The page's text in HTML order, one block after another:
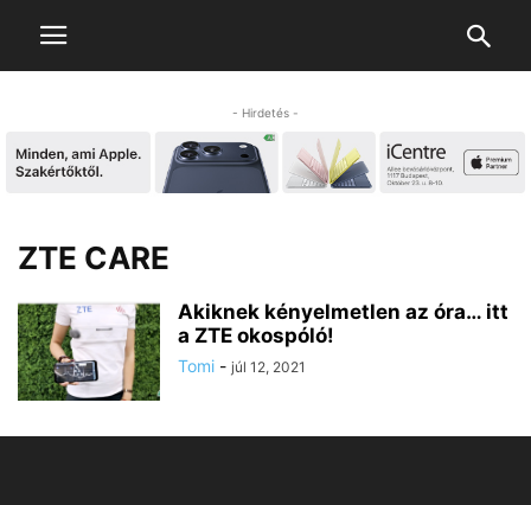
- Hirdetés -
ZTE CARE
Akiknek kényelmetlen az óra… itt
a ZTE okospóló!
Tomi - júl 12, 2021